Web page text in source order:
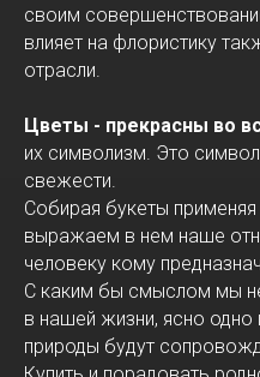
своим
влияет на флористику
отрасли.
Цветы - прекрасны во
их символизм. Это
свежести.
Собирая букеты
выражаем в нем наше
человеку кому
С каким бы смыслом мы
в нашей жизни, ясно одно
природы будут